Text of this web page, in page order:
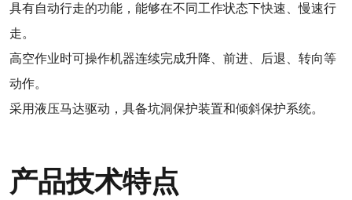
具有自动行走的功能，能够在不同工作状态下快速、慢速行
走。
高空作业时可操作机器连续完成升降、前进、后退、转向等
动作。
采用液压马达驱动，具备坑洞保护装置和倾斜保护系统。
产品技术特点